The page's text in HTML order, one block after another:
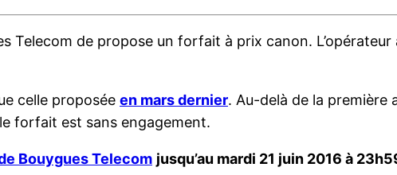
Telecom de propose un forfait à prix canon.
celle proposée en mars dernier. Au-delà de la première
forfait est sans engagement.
Bouygues Telecom jusqu’au mardi 21 juin 2016 à